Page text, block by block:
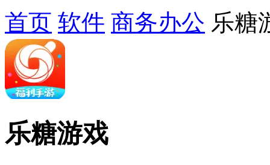
首页 软件 商务办公 乐糖
乐糖游戏